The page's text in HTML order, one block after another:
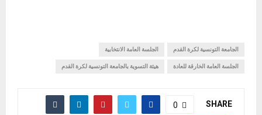
الجامعة التونسية لكرة القدم الجلسة العامة الانتخابية
الجلسة العامة الخارقة للعادة هيئة التسوية بالجامعة التونسية لكرة القدم
SHARE
0